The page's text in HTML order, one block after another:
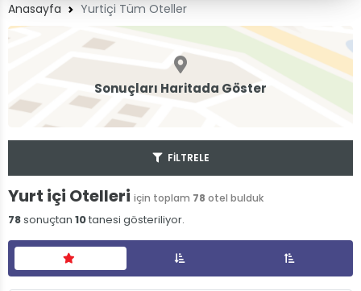
Anasayfa Yurtiçi Tüm Oteller
Sonuçları Haritada Göster
FİLTRELE
Yurt içi Otelleri için toplam 78 otel bulduk
78sonuçtan 10tanesi gösteriliyor.